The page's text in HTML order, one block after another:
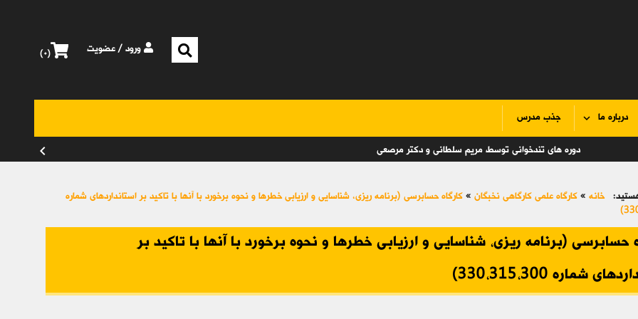
ورود / عضویت ۰
درباره ما جذب مدرس
دوره های تندخوانی توسط مریم سلطانی و دکتر مرصعی chevron_left
خانه » کارگاه علمی کارگاهی نخبگان » کارگاه حسابرسی (برنامه ریزی، شناسایی و ارزیابی خطرها و نحوه برخورد با آنها با تاکید بر استانداردهای شماره
حسابرسی (برنامه ریزی، شناسایی و ارزیابی خطرها و نحوه برخورد با آنها با تاکید بر
شماره 330،315،300)